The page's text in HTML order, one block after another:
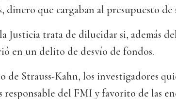
dinero que cargaban al presupuesto de
Justicia trata de dilucidar si, además
en un delito de desvío de fondos.
de Strauss-Kahn, los investigadores
responsable del FMI y favorito de las